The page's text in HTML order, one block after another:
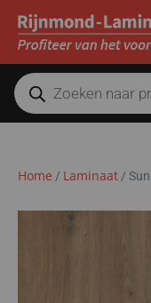
Home / Laminaat /